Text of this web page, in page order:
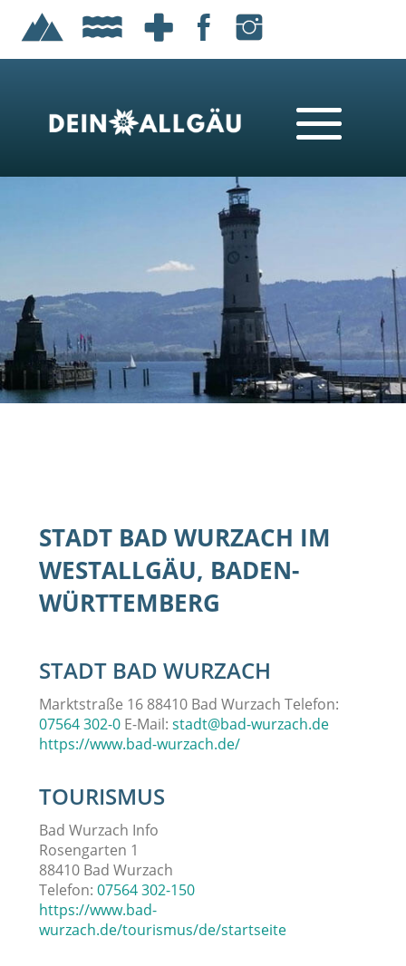
STADT BAD WURZACH IM
WESTALLGÄU, BADEN-
WÜRTTEMBERG
STADT BAD WURZACH
Marktstraße 16 88410 Bad Wurzach Telefon:
07564 302-0E-Mail: stadt@bad-wurzach.de
https://www.bad-wurzach.de/
TOURISMUS
Bad Wurzach Info
Rosengarten 1
88410 Bad Wurzach
Telefon: 07564 302-150
https://www.bad-
wurzach.de/tourismus/de/startseite